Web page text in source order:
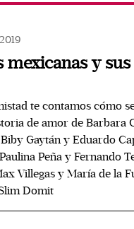
mexicanas y
te contamos cómo
de amor de Barbara
Gaytán y Eduardo
Peña y Fernando
Villegas y María de la
Domit